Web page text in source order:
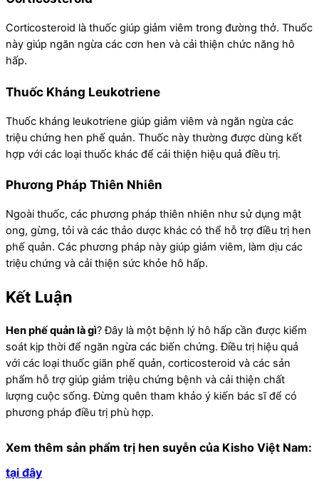
Corticosteroid là thuốc giúp giảm viêm trong đường thở. Thuốc
này giúp ngăn ngừa các cơn hen và cải thiện chức năng hô
hấp.
Thuốc Kháng Leukotriene
Thuốc kháng leukotriene giúp giảm viêm và ngăn ngừa các
triệu chứng hen phế quản. Thuốc này thường được dùng kết
hợp với các loại thuốc khác để cải thiện hiệu quả điều trị.
Phương Pháp Thiên Nhiên
Ngoài thuốc, các phương pháp thiên nhiên như sử dụng mật
ong, gừng, tỏi và các thảo dược khác có thể hỗ trợ điều trị hen
phế quản. Các phương pháp này giúp giảm viêm, làm dịu các
triệu chứng và cải thiện sức khỏe hô hấp.
Kết Luận
Hen phế quản là gì? Đây là một bệnh lý hô hấp cần được kiểm
soát kịp thời để ngăn ngừa các biến chứng. Điều trị hiệu quả
với các loại thuốc giãn phế quản, corticosteroid và các sản
phẩm hỗ trợ giúp giảm triệu chứng bệnh và cải thiện chất
lượng cuộc sống. Đừng quên tham khảo ý kiến bác sĩ để có
phương pháp điều trị phù hợp.
Xem thêm sản phẩm trị hen suyễn của Kisho Việt Nam:
tại đây